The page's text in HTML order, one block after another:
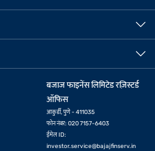
बजाज फाइनेंस लिमिटेड रज़िस्टर्ड
ऑफिस
आकुर्डी, पुणे - 411035
फोन नंबर: 020 7157-6403
ईमेल ID:
investor.service@bajajfinserv.in